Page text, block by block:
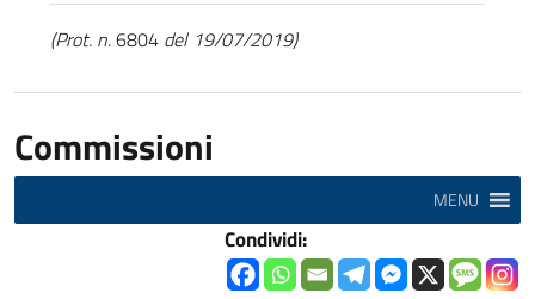
(Prot. n.6804 del 19/07/2019)
Commissioni
MENU
Condividi: